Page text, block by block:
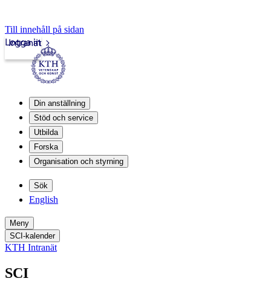
Till innehåll på sidan
Intranät
Logga in
Din anställning
Stöd och service
Utbilda
Forska
Organisation och styrning
Sök
English
Meny
SCI-kalender
KTH Intranät
SCI